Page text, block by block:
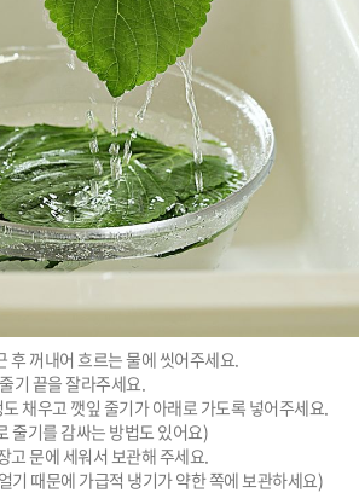
꺼내어 흐르는 물에 씻어주세요.
기 끝을 잘라주세요.
채우고 깻잎 줄기가 아래로 가도록 넣어주세요.
줄기를 감싸는 방법도 있어요)
문에 세워서 보관해 주세요.
기 때문에 가급적 냉기가 약한 쪽에 보관하세요)